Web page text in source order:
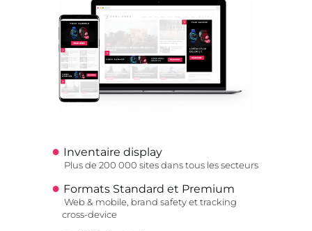
Inventaire display
Plus de 200 000 sites dans tous les secteurs
Formats Standard et Premium
Web & mobile, brand safety et tracking
cross-device